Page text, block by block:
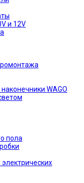
и 12V
WAGO
пола